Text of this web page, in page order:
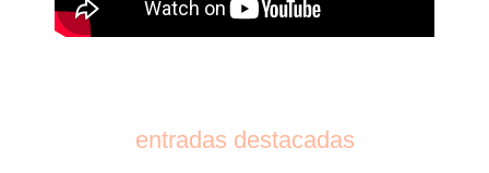
entradas destacadas